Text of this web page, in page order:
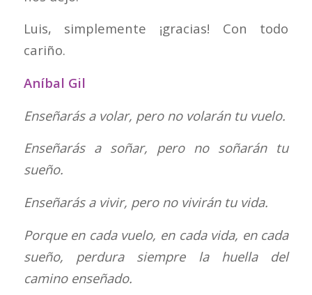
Luis, simplemente ¡gracias! Con todo
cariño.
Aníbal Gil
Enseñarás a volar, pero no volarán tu vuelo.
Enseñarás a soñar, pero no soñarán tu
sueño.
Enseñarás a vivir, pero no vivirán tu vida.
Porque en cada vuelo, en cada vida, en cada
sueño, perdura siempre la huella del
camino enseñado.